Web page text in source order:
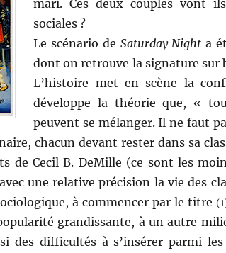
mari. Ces deux couples vont-
sociales ?
Le scénario de Saturday Night a
dont on retrouve la signature sur
L’histoire met en scène la
développe la théorie que, «
peuvent se mélanger. Il ne faut
chacun devant rester dans sa
de Cecil B. DeMille (ce sont les
une relative précision la vie des
à commencer par le titre
grandissante, à un autre
des difficultés à s’insérer parmi